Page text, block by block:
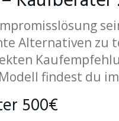
Alternativen zu
findest du im
500€